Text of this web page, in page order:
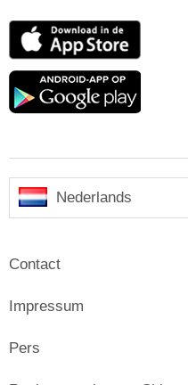
App
Google
Nederlands
Contact
Impressum
Pers